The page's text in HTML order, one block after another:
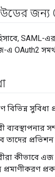
SAML-
এ OAuth2
বিভিন্ন
ব্যবস্থাপনার
তাদের
কীভাবে
প্রমাণীকরণ